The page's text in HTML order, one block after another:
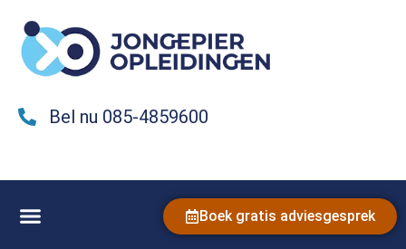
Bel nu 085-4859600
Boek gratis adviesgesprek